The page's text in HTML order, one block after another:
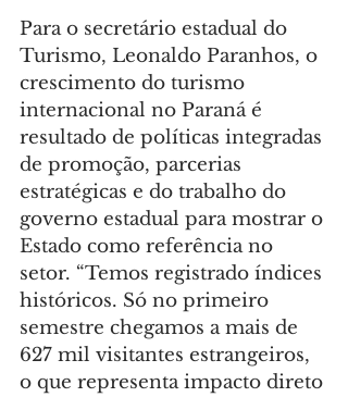
Para o secretário estadual do
Turismo, Leonaldo Paranhos, o
crescimento do turismo
internacional no Paraná é
resultado de políticas integradas
de promoção, parcerias
estratégicas e do trabalho do
governo estadual para mostrar o
Estado como referência no
setor. “Temos registrado índices
históricos. Só no primeiro
semestre chegamos a mais de
627 mil visitantes estrangeiros,
o que representa impacto direto